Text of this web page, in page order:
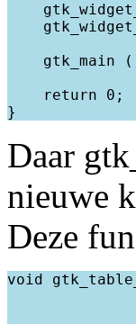
gtk_main
    return 0;
Daar
nieuwe
Deze
void